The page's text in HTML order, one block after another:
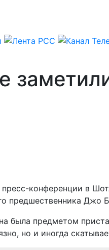
конференции в
предшественника Джо
была предметом
но и иногда